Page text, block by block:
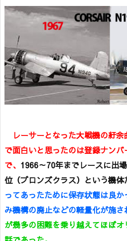
レーサーとなった大戦機の紆余
で面白いと思ったのは登録ナン
で、 1966～70年までレースに出
位（ブロンズクラス）という機体
ってあったために保存状態は良
み機構の廃止などの軽量化が施さ
が幾多の困難を乗り越えてほぼ